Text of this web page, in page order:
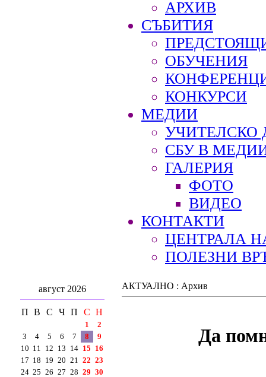
АРХИВ
СЪБИТИЯ
ОБУЧЕНИЯ
КОНКУРСИ
МЕДИИ
УЧИТЕЛСКО
СБУ В
ГАЛЕРИЯ
ФОТО
ВИДЕО
КОНТАКТИ
ЦЕНТРАЛА
ПОЛЕЗНИ
август 2026
П В С Ч П С Н
1
2
3
4 5 6 7 8
9
10 11 12 13 14 15 16
17 18 19 20 21 22 23
24 25 26 27 28 29 30
АКТУАЛНО : Архив
Да